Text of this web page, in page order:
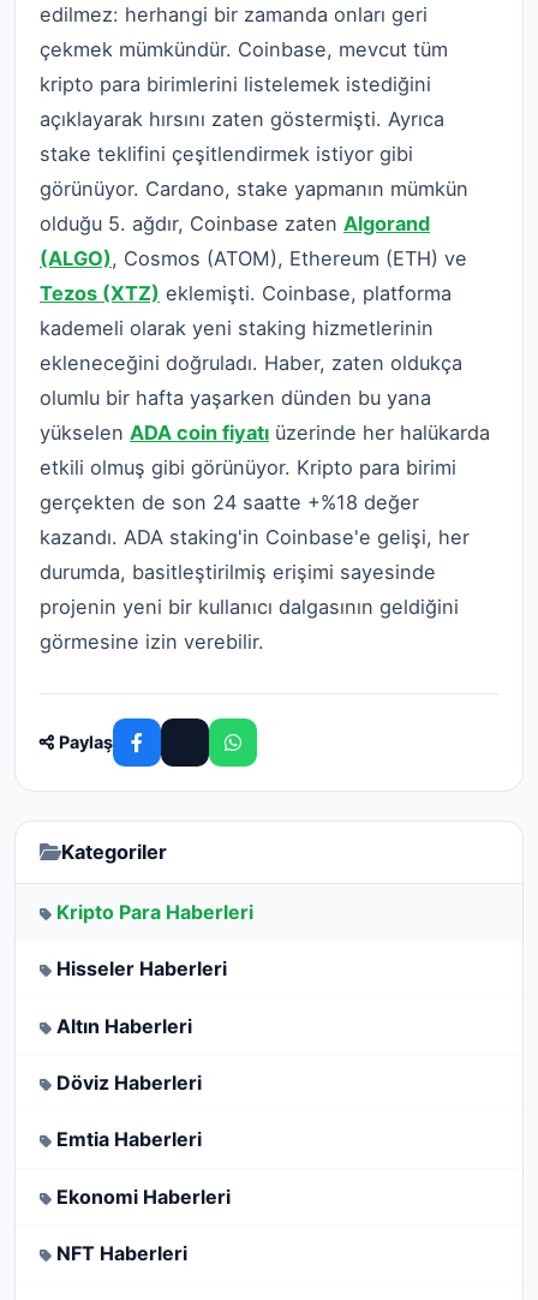
edilmez: herhangi bir zamanda onları geri
çekmek mümkündür. Coinbase, mevcut tüm
kripto para birimlerini listelemek istediğini
açıklayarak hırsını zaten göstermişti. Ayrıca
stake teklifini çeşitlendirmek istiyor gibi
görünüyor. Cardano, stake yapmanın mümkün
olduğu 5. ağdır, Coinbase zaten Algorand
(ALGO), Cosmos (ATOM), Ethereum (ETH) ve
Tezos (XTZ) eklemişti. Coinbase, platforma
kademeli olarak yeni staking hizmetlerinin
ekleneceğini doğruladı. Haber, zaten oldukça
olumlu bir hafta yaşarken dünden bu yana
yükselen ADA coin fiyatı üzerinde her halükarda
etkili olmuş gibi görünüyor. Kripto para birimi
gerçekten de son 24 saatte +%18 değer
kazandı. ADA staking'in Coinbase'e gelişi, her
durumda, basitleştirilmiş erişimi sayesinde
projenin yeni bir kullanıcı dalgasının geldiğini
görmesine izin verebilir.
Paylaş
Kategoriler
Kripto Para Haberleri
Hisseler Haberleri
Altın Haberleri
Döviz Haberleri
Emtia Haberleri
Ekonomi Haberleri
NFT Haberleri